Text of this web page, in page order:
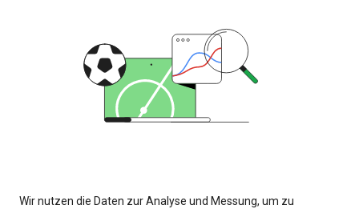
Wir nutzen die Daten zur Analyse und Messung, um zu